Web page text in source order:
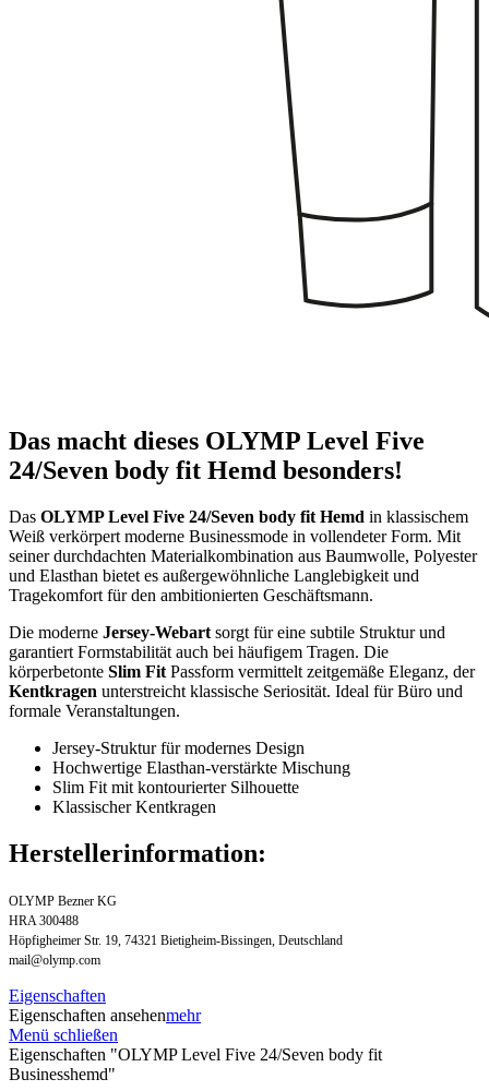
Das macht dieses OLYMP Level Five
24/Seven body fit Hemd besonders!
Das OLYMP Level Five 24/Seven body fit Hemd in klassischem
Weiß verkörpert moderne Businessmode in vollendeter Form. Mit
seiner durchdachten Materialkombination aus Baumwolle, Polyester
und Elasthan bietet es außergewöhnliche Langlebigkeit und
Tragekomfort für den ambitionierten Geschäftsmann.
Die moderne Jersey-Webart sorgt für eine subtile Struktur und
garantiert Formstabilität auch bei häufigem Tragen. Die
körperbetonte Slim Fit Passform vermittelt zeitgemäße Eleganz, der
Kentkragen unterstreicht klassische Seriosität. Ideal für Büro und
formale Veranstaltungen.
Jersey-Struktur für modernes Design
Hochwertige Elasthan-verstärkte Mischung
Slim Fit mit kontourierter Silhouette
Klassischer Kentkragen
Herstellerinformation:
OLYMP Bezner KG
HRA 300488
Höpfigheimer Str. 19, 74321 Bietigheim-Bissingen, Deutschland
mail@olymp.com
Eigenschaften
Eigenschaften ansehenmehr
Menü schließen
Eigenschaften "OLYMP Level Five 24/Seven body fit
Businesshemd"